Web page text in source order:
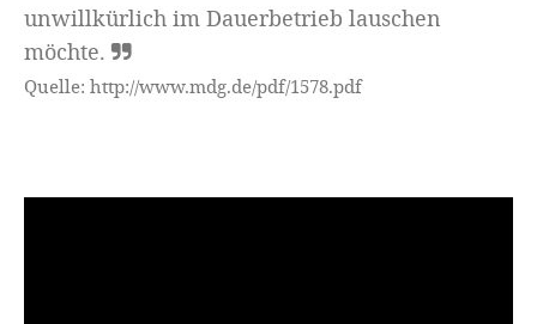
unwillkürlich im Dauerbetrieb lauschen
möchte.
Quelle: http://www.mdg.de/pdf/1578.pdf